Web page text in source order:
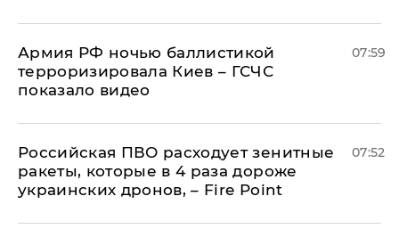
Армия РФ ночью баллистикой
терроризировала Киев – ГСЧС
показало видео
07:59
Российская ПВО расходует зенитные
ракеты, которые в 4 раза дороже
украинских дронов, – Fire Point
07:52